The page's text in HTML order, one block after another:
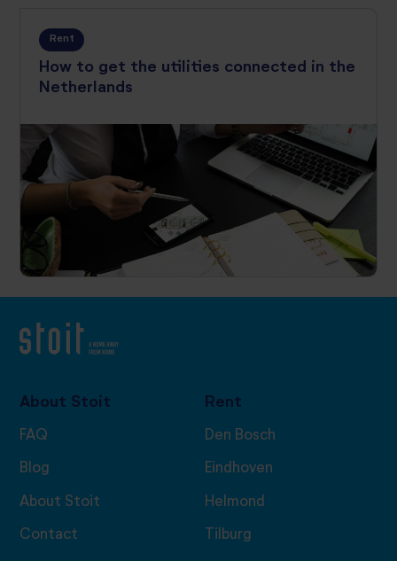
Rent
How to get the utilities connected in the
Netherlands
About Stoit
FAQ
Blog
About Stoit
Contact
Rent
Den Bosch
Eindhoven
Helmond
Tilburg